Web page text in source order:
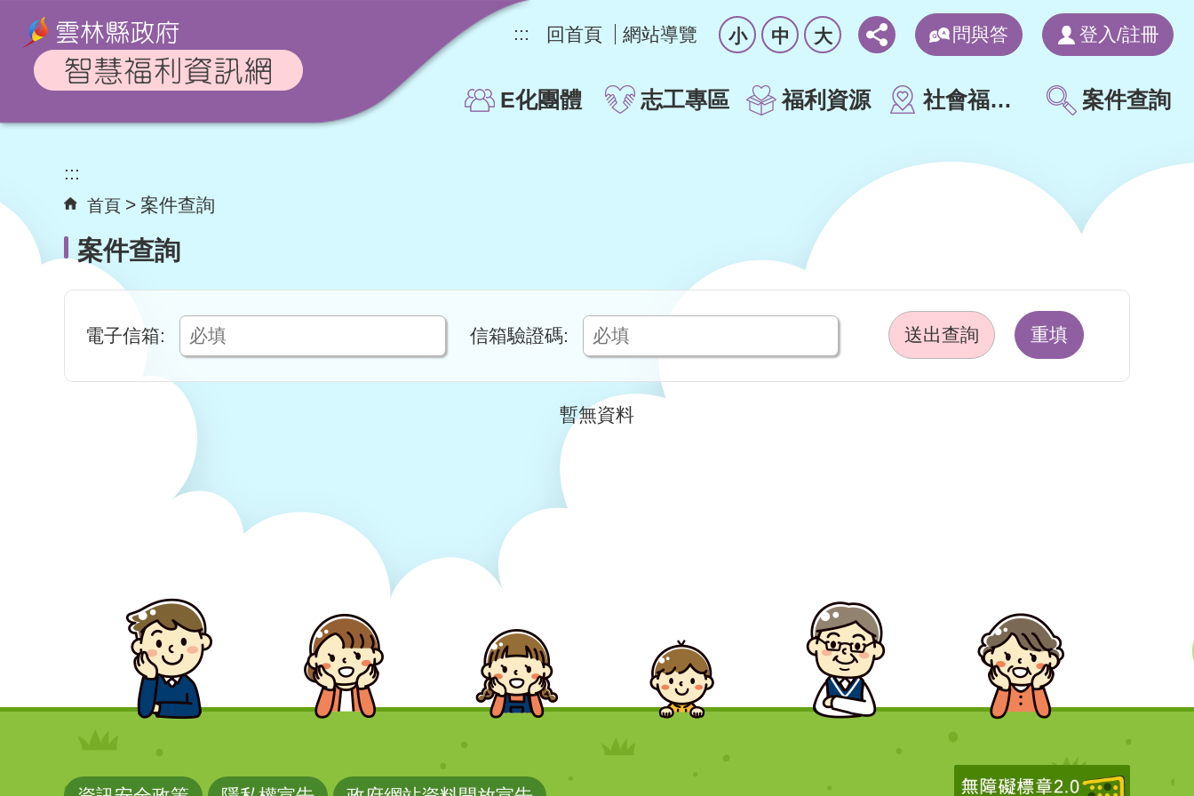
跳到主要內容區
::: 回首頁 網站導覽 小 中 大 問與答 登入/註冊
E化團體 志工專區 福利資源 社會福利地圖 案件查詢
:::
首頁 案件查詢
案件查詢
電子信箱: 信箱驗證碼: 重填
暫無資料